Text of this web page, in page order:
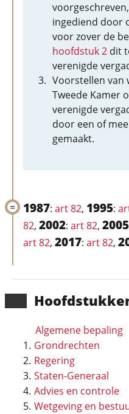
Algemene bepaling
Grondrechten
Regering
Staten-Generaal
Advies en controle
Wetgeving en
ingediend door
voor zover de
hoofdstuk 2 dit
verenigde
Voorstellen van
Tweede Kamer
verenigde
door een of
gemaakt.
1987: art 82, 1995:
82, 2002: art 82, 2005
art 82, 2017: art 82,